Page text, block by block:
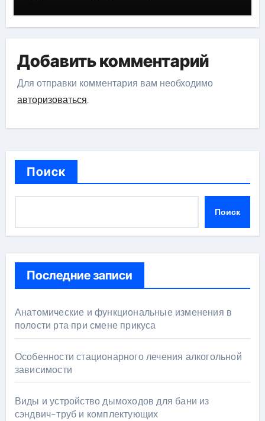
Добавить комментарий
Для отправки комментария вам необходимо
авторизоваться.
Поиск
Поиск
Последние записи
Анатомические и функциональные изменения в
полости рта при смене прикуса
Особенности стационарного лечения алкогольной
зависимости
Виды и устройство дымоходов для бани из
сэндвич-труб и комплектующих